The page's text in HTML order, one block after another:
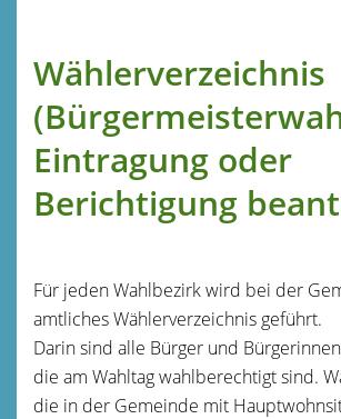
Wählerverzeichnis
Eintragung oder
Berichtigung
Für jeden Wahlbezirk wird bei der
amtliches Wählerverzeichnis geführt.
Darin sind alle Bürger und
die am Wahltag wahlberechtigt sind.
die in der Gemeinde mit